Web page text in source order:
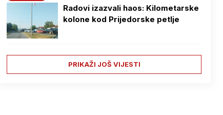
Radovi izazvali haos: Kilometarske
kolone kod Prijedorske petlje
PRIKAŽI JOŠ VIJESTI